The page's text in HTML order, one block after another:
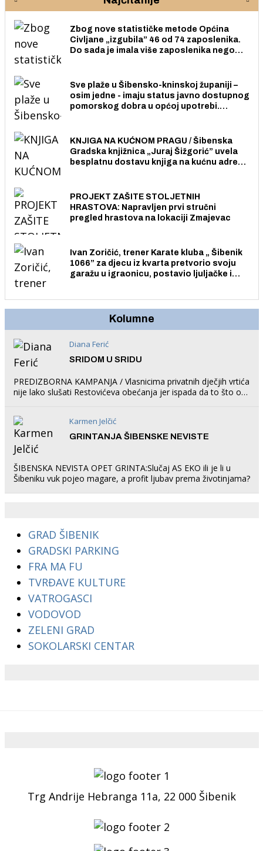
Zbog nove statističke metode Općina
Civljane „izgubila” 46 od 74 zaposlenika.
Do sada je imala više zaposlenika nego
Sve plaže u Šibensko-kninskoj županiji –
osim jedne - imaju status javno dostupnog
pomorskog dobra u općoj upotrebi.
KNJIGA NA KUĆNOM PRAGU / Šibenska
Gradska knjižnica „Juraj Šižgorić” uvela
besplatnu dostavu knjiga na kućnu adresu
PROJEKT ZAŠITE STOLJETNIH
HRASTOVA: Napravljen prvi stručni
pregled hrastova na lokaciji Zmajevac
Ivan Zoričić, trener Karate kluba „ Šibenik
1066” za djecu iz kvarta pretvorio svoju
garažu u igraonicu, postavio ljuljačke i
Kolumne
Diana Ferić
SRIDOM U SRIDU
PREDIZBORNA KAMPANJA / Vlasnicima privatnih dječjih vrtića
nije lako slušati Restovićeva obećanja jer ispada da to što oni
Karmen Jelčić
GRINTANJA ŠIBENSKE NEVISTE
ŠIBENSKA NEVISTA OPET GRINTA:Slučaj AS EKO ili je li u
Šibeniku vuk pojeo magare, a profit ljubav prema životinjama?
GRAD ŠIBENIK
GRADSKI PARKING
FRA MA FU
TVRĐAVE KULTURE
VATROGASCI
VODOVOD
ZELENI GRAD
SOKOLARSKI CENTAR
Trg Andrije Hebranga 11a, 22 000 Šibenik